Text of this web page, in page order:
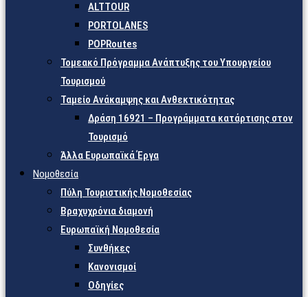
ALTTOUR
PORTOLANES
POPRoutes
Τομεακό Πρόγραμμα Ανάπτυξης του Υπουργείου
Τουρισμού
Ταμείο Ανάκαμψης και Ανθεκτικότητας
Δράση 16921 – Προγράμματα κατάρτισης στον
Τουρισμό
Άλλα Ευρωπαϊκά Έργα
Νομοθεσία
Πύλη Τουριστικής Νομοθεσίας
Βραχυχρόνια διαμονή
Ευρωπαϊκή Νομοθεσία
Συνθήκες
Κανονισμοί
Οδηγίες